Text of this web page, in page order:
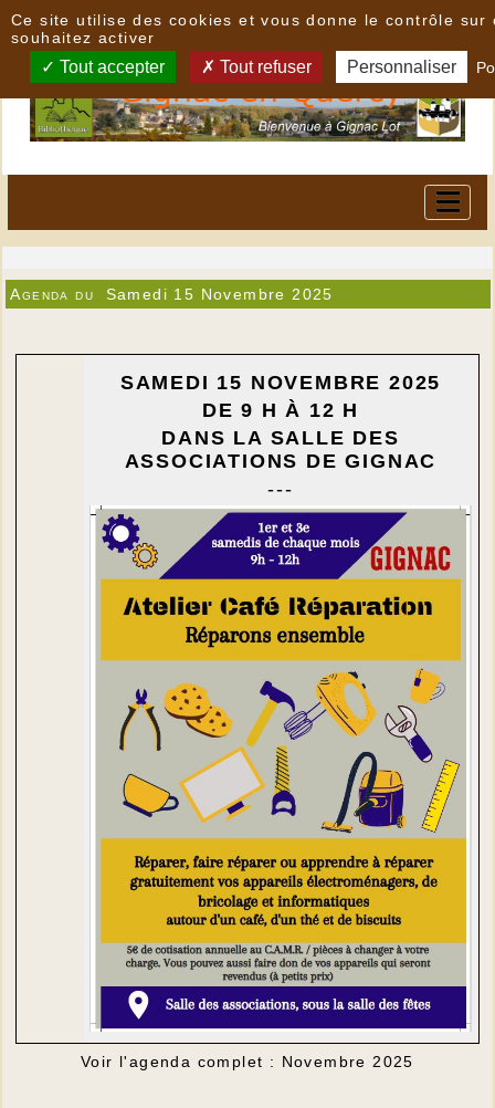
Agenda du Samedi 15 Novembre 2025
SAMEDI 15 NOVEMBRE 2025
DE 9 H À 12 H
DANS LA SALLE DES
ASSOCIATIONS DE GIGNAC
---
Voir l'agenda complet : Novembre 2025
Ce site utilise des cookies et vous donne le contrôle sur
souhaitez activer
Tout accepter Tout refuser Personnaliser